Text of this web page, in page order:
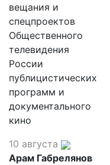
вещания и
спецпроектов
Общественного
телевидения
России
публицистических
программ и
документального
кино
10 августа
Арам Габрелянов